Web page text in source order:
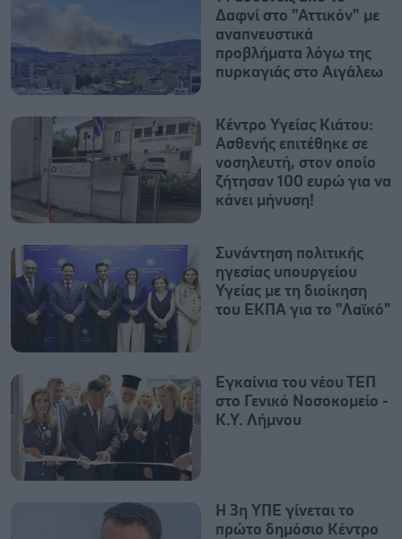
Δαφνί στο "Αττικόν" με
αναπνευστικά
προβλήματα λόγω της
πυρκαγιάς στο Αιγάλεω
Κέντρο Υγείας Κιάτου:
Ασθενής επιτέθηκε σε
νοσηλευτή, στον οποίο
ζήτησαν 100 ευρώ για να
κάνει μήνυση!
Συνάντηση πολιτικής
ηγεσίας υπουργείου
Υγείας με τη διοίκηση
του ΕΚΠΑ για το "Λαϊκό"
Εγκαίνια του νέου ΤΕΠ
στο Γενικό Νοσοκομείο -
Κ.Υ. Λήμνου
Η 3η ΥΠΕ γίνεται το
πρώτο δημόσιο Κέντρο